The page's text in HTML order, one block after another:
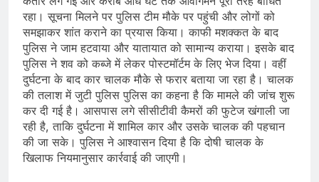
रहा। सूचना मिलने पर पुलिस टीम मौके पर पहुंची और लोगों को
समझाकर शांत कराने का प्रयास किया। काफी मशक्कत के बाद
पुलिस ने जाम हटवाया और यातायात को सामान्य कराया। इसके बाद
पुलिस ने शव को कब्जे में लेकर पोस्टमॉर्टम के लिए भेज दिया। वहीं
दुर्घटना के बाद कार चालक मौके से फरार बताया जा रहा है। चालक
की तलाश में जुटी पुलिस पुलिस का कहना है कि मामले की जांच शुरू
कर दी गई है। आसपास लगे सीसीटीवी कैमरों की फुटेज खंगाली जा
रही है, ताकि दुर्घटना में शामिल कार और उसके चालक की पहचान
की जा सके। पुलिस ने आश्वासन दिया है कि दोषी चालक के
खिलाफ नियमानुसार कार्रवाई की जाएगी।